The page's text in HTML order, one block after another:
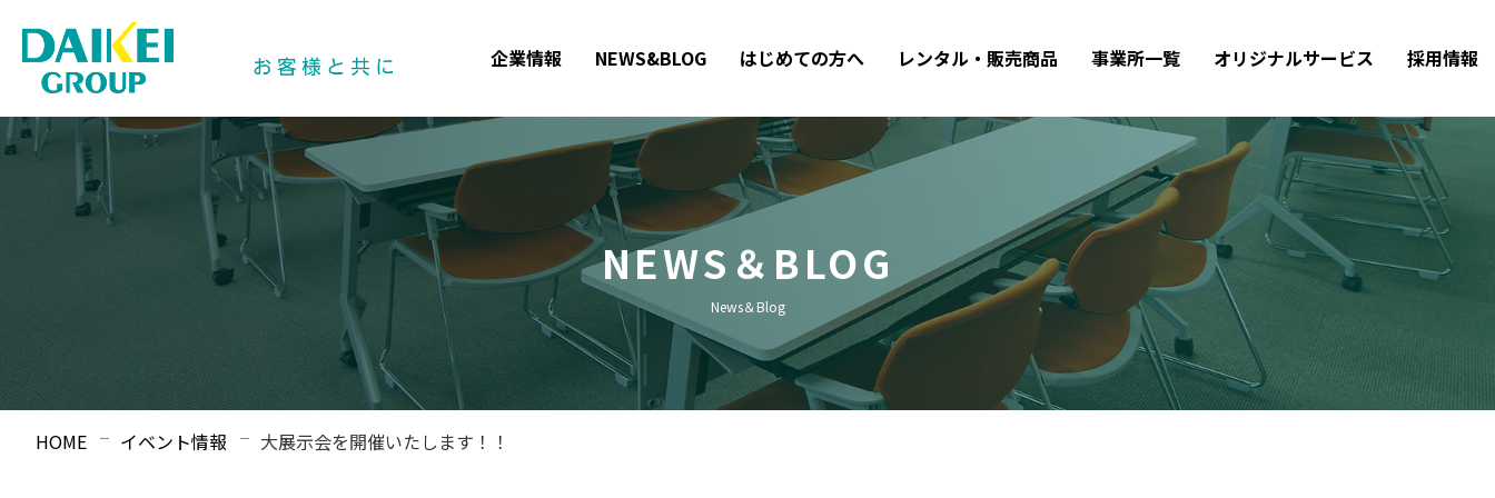
企業情報 NEWS&BLOG はじめての方へ レンタル・販売商品 事業所一覧 オリジナルサービス 採用情報
NEWS＆BLOG
News＆Blog
HOME イベント情報 大展示会を開催いたします！！